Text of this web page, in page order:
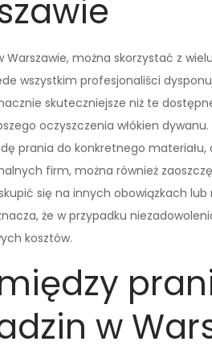
można skorzystać z
wszystkim profesjonaliści
skuteczniejsze niż te
oczyszczenia włókien
prania do konkretnego materiału,
firm, można również
się na innych obowiązkach lub
że w przypadku
kosztów.
w